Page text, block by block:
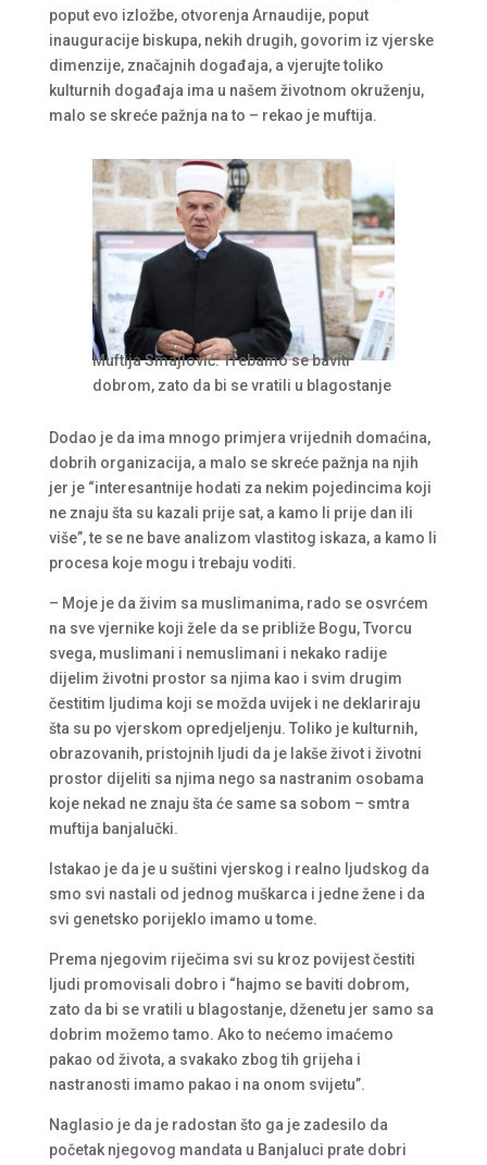
poput evo izložbe, otvorenja Arnaudije, poput
inauguracije biskupa, nekih drugih, govorim iz vjerske
dimenzije, značajnih događaja, a vjerujte toliko
kulturnih događaja ima u našem životnom okruženju,
malo se skreće pažnja na to – rekao je muftija.
Muftija Smajlović: Trebamo se baviti
dobrom, zato da bi se vratili u blagostanje
Dodao je da ima mnogo primjera vrijednih domaćina,
dobrih organizacija, a malo se skreće pažnja na njih
jer je “interesantnije hodati za nekim pojedincima koji
ne znaju šta su kazali prije sat, a kamo li prije dan ili
više”, te se ne bave analizom vlastitog iskaza, a kamo li
procesa koje mogu i trebaju voditi.
– Moje je da živim sa muslimanima, rado se osvrćem
na sve vjernike koji žele da se približe Bogu, Tvorcu
svega, muslimani i nemuslimani i nekako radije
dijelim životni prostor sa njima kao i svim drugim
čestitim ljudima koji se možda uvijek i ne deklariraju
šta su po vjerskom opredjeljenju. Toliko je kulturnih,
obrazovanih, pristojnih ljudi da je lakše život i životni
prostor dijeliti sa njima nego sa nastranim osobama
koje nekad ne znaju šta će same sa sobom – smtra
muftija banjalučki.
Istakao je da je u suštini vjerskog i realno ljudskog da
smo svi nastali od jednog muškarca i jedne žene i da
svi genetsko porijeklo imamo u tome.
Prema njegovim riječima svi su kroz povijest čestiti
ljudi promovisali dobro i “hajmo se baviti dobrom,
zato da bi se vratili u blagostanje, dženetu jer samo sa
dobrim možemo tamo. Ako to nećemo imaćemo
pakao od života, a svakako zbog tih grijeha i
nastranosti imamo pakao i na onom svijetu”.
Naglasio je da je radostan što ga je zadesilo da
početak njegovog mandata u Banjaluci prate dobri